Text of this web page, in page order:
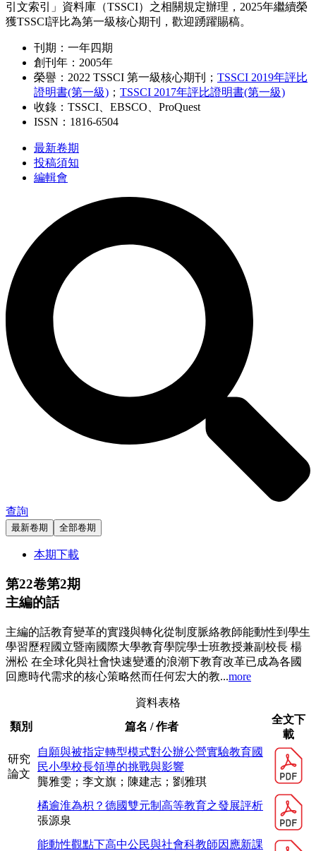
引文索引」資料庫（TSSCI）之相關規定辦理，2025年繼續榮
獲TSSCI評比為第一級核心期刊，歡迎踴躍賜稿。
刊期：一年四期
創刊年：2005年
榮譽：2022 TSSCI 第一級核心期刊； TSSCI 2019年評比
證明書(第一級) ； TSSCI 2017年評比證明書(第一級)
收錄：TSSCI、EBSCO、ProQuest
ISSN：1816-6504
最新卷期
投稿須知
編輯會
查詢
最新卷期 全部卷期
本期下載
第22卷第2期
主編的話
主編的話教育變革的實踐與轉化從制度脈絡教師能動性到學生
學習歷程國立暨南國際大學教育學院學士班教授兼副校長 楊
洲松 在全球化與社會快速變遷的浪潮下教育改革已成為各國
回應時代需求的核心策略然而任何宏大的教...more
資料表格
類別
篇名 / 作者
全文下
載
研究
論文
自願與被指定轉型模式對公辦公營實驗教育國
民小學校長領導的挑戰與影響
龔雅雯；李文旗；陳建志；劉雅琪
橘逾淮為枳？德國雙元制高等教育之發展評析
張源泉
能動性觀點下高中公民與社會科教師因應新課